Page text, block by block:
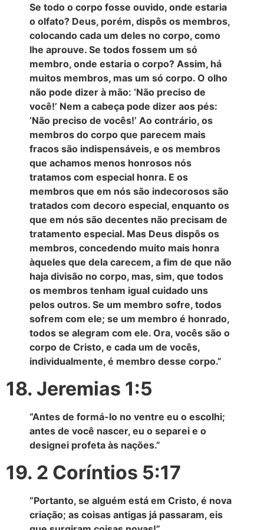
Se todo o corpo fosse ouvido, onde estaria
o olfato? Deus, porém, dispôs os membros,
colocando cada um deles no corpo, como
lhe aprouve. Se todos fossem um só
membro, onde estaria o corpo? Assim, há
muitos membros, mas um só corpo. O olho
não pode dizer à mão: ‘Não preciso de
você!’ Nem a cabeça pode dizer aos pés:
‘Não preciso de vocês!’ Ao contrário, os
membros do corpo que parecem mais
fracos são indispensáveis, e os membros
que achamos menos honrosos nós
tratamos com especial honra. E os
membros que em nós são indecorosos são
tratados com decoro especial, enquanto os
que em nós são decentes não precisam de
tratamento especial. Mas Deus dispôs os
membros, concedendo muito mais honra
àqueles que dela carecem, a fim de que não
haja divisão no corpo, mas, sim, que todos
os membros tenham igual cuidado uns
pelos outros. Se um membro sofre, todos
sofrem com ele; se um membro é honrado,
todos se alegram com ele. Ora, vocês são o
corpo de Cristo, e cada um de vocês,
individualmente, é membro desse corpo.”
18. Jeremias 1:5
“Antes de formá-lo no ventre eu o escolhi;
antes de você nascer, eu o separei e o
designei profeta às nações.”
19. 2 Coríntios 5:17
“Portanto, se alguém está em Cristo, é nova
criação; as coisas antigas já passaram, eis